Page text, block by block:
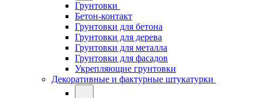
Грунтовки
Бетон-контакт
Грунтовки для бетона
Грунтовки для дерева
Грунтовки для металла
Грунтовки для фасадов
Укрепляющие грунтовки
Декоративные и фактурные штукатурки